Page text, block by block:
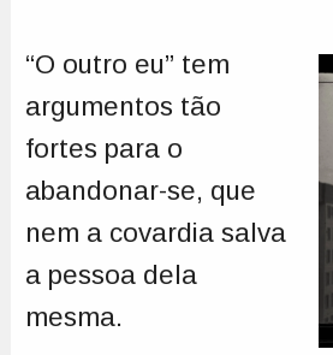
“O outro eu” tem
argumentos tão
fortes para o
abandonar-se, que
nem a covardia salva
a pessoa dela
mesma.